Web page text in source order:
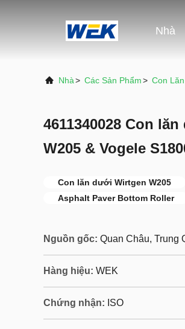
Nhà
Nhà> Các Sản Phẩm> Con
4611340028 Con
W205 & Vogele
Con lăn dưới Wirtgen W205
Asphalt Paver Bottom Roller
Nguồn gốc: Quan Châu, Trung
Hàng hiệu: WEK
Chứng nhận: ISO